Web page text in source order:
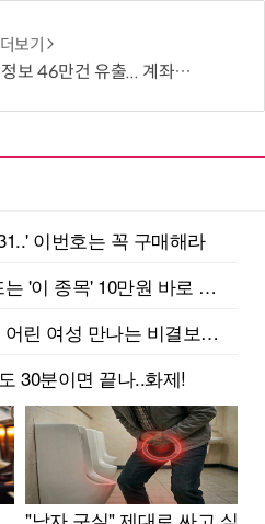
보기
건 유출... 계좌·카드정보도 포함